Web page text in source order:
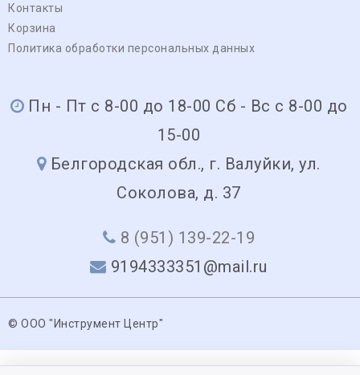
Контакты
Корзина
Политика обработки персональных данных
Пн - Пт с 8-00 до 18-00 Сб - Вс с 8-00 до
15-00
Белгородская обл., г. Валуйки, ул.
Соколова, д. 37
8 (951) 139-22-19
9194333351@mail.ru
© ООО "Инструмент Центр"